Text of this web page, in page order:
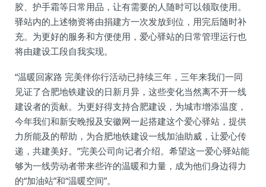
胶、护手霜等日常用品，让有需要的人随时可以领取使用。
驿站内的上述物资将由捐建方一次发放到位，用完后随时补
充。为更好的服务和方便使用，爱心驿站的日常管理运行也
将由建设工段自我实现。
“温暖回家路 完美伴你行活动已持续三年，三年来我们一同
见证了合肥地铁建设的日新月异，这些变化当然离不开一线
建设者的贡献。为更好得支持合肥建设，为城市增添温度，
今年我们和新安晚报及安徽网一起搭建这个爱心驿站，提供
力所能及的帮助，为合肥地铁建设一线加油助威，让爱心传
递，共建美好。”完美公司向记者介绍。希望这一爱心驿站能
够为一线劳动者带来些许的温暖和力量，成为他们身边得力
的“加油站”和“温暖空间”。